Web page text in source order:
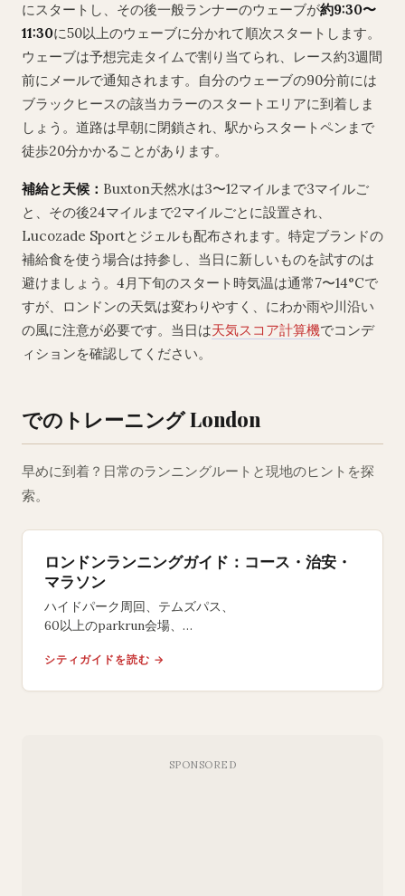
にスタートし、その後一般ランナーのウェーブが約9:30〜
11:30に50以上のウェーブに分かれて順次スタートします。
ウェーブは予想完走タイムで割り当てられ、レース約3週間
前にメールで通知されます。自分のウェーブの90分前には
ブラックヒースの該当カラーのスタートエリアに到着しま
しょう。道路は早朝に閉鎖され、駅からスタートペンまで
徒歩20分かかることがあります。
補給と天候： Buxton天然水は3〜12マイルまで3マイルご
と、その後24マイルまで2マイルごとに設置され、
Lucozade Sportとジェルも配布されます。特定ブランドの
補給食を使う場合は持参し、当日に新しいものを試すのは
避けましょう。4月下旬のスタート時気温は通常7〜14°Cで
すが、ロンドンの天気は変わりやすく、にわか雨や川沿い
の風に注意が必要です。当日は天気スコア計算機でコンデ
ィションを確認してください。
でのトレーニング London
早めに到着？日常のランニングルートと現地のヒントを探
索。
ロンドンランニングガイド：コース・治安・
マラソン
ハイドパーク周回、テムズパス、
60以上のparkrun会場、
ロンドンマラソンのエントリー方法と夜間走行の治安情
シティガイドを読む →